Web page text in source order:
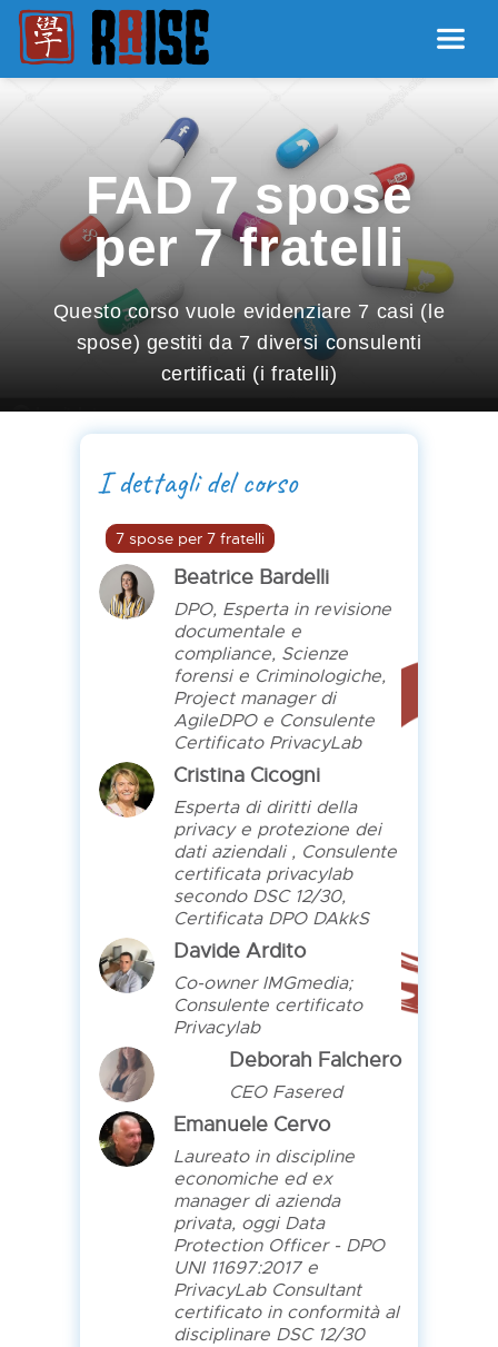
FAD 7 spose
per 7 fratelli
Questo corso vuole evidenziare 7 casi (le
spose) gestiti da 7 diversi consulenti
certificati (i fratelli)
I dettagli del corso
7 spose per 7 fratelli
Beatrice Bardelli
DPO, Esperta in revisione
documentale e
compliance, Scienze
forensi e Criminologiche,
Project manager di
AgileDPO e Consulente
Certificato PrivacyLab
Cristina Cicogni
Esperta di diritti della
privacy e protezione dei
dati aziendali , Consulente
certificata privacylab
secondo DSC 12/30,
Certificata DPO DAkkS
Davide Ardito
Co-owner IMGmedia;
Consulente certificato
Privacylab
Deborah Falchero
CEO Fasered
Emanuele Cervo
Laureato in discipline
economiche ed ex
manager di azienda
privata, oggi Data
Protection Officer - DPO
UNI 11697:2017 e
PrivacyLab Consultant
certificato in conformità al
disciplinare DSC 12/30